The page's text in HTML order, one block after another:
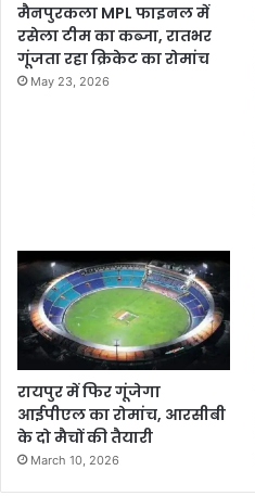
मैनपुरकला MPL फाइनल में
रसेला टीम का कब्जा, रातभर
गूंजता रहा क्रिकेट का रोमांच
May 23, 2026
रायपुर में फिर गूंजेगा
आईपीएल का रोमांच, आरसीबी
के दो मैचों की तैयारी
March 10, 2026